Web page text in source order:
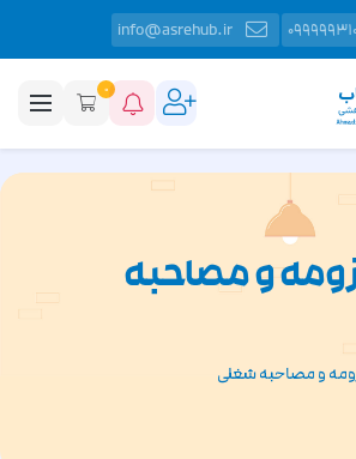
info@asrehub.ir
0
و مصاحبه
و مصاحبه شغلی